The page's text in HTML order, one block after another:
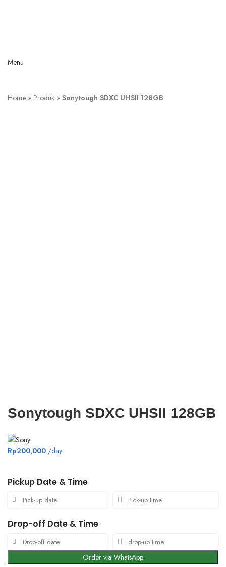
Menu
Home » Produk » Sonytough SDXC UHSII 128GB
Sonytough SDXC UHSII 128GB
Rp200,000 /day
Pickup Date & Time
Drop-off Date & Time
Order via WhatsApp